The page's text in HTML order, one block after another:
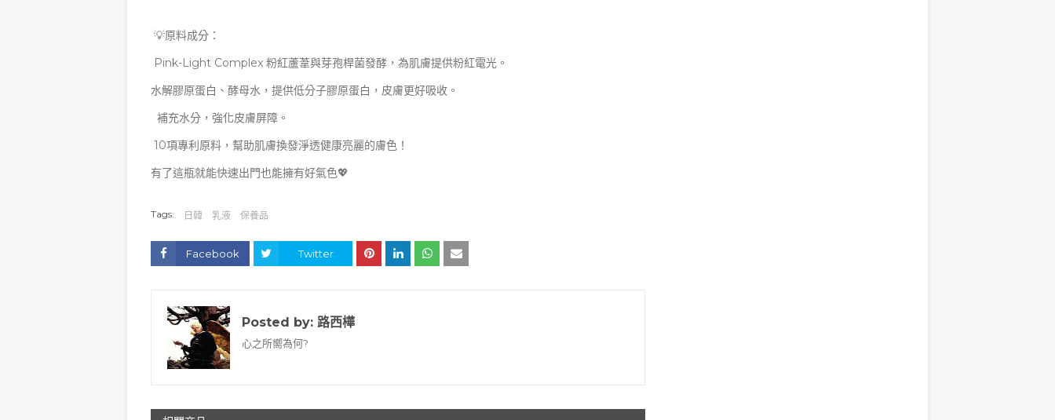
💡原料成分：
Pink-Light Complex 粉紅蘆葦與芽孢桿菌發酵，為肌膚提供粉紅電光。
水解膠原蛋白、酵母水，提供低分子膠原蛋白，皮膚更好吸收。
補充水分，強化皮膚屏障。
10項專利原料，幫助肌膚換發淨透健康亮麗的膚色！
有了這瓶就能快速出門也能擁有好氣色💖
Tags: 日韓 乳液 保養品
Facebook Twitter
Posted by: 路西樺
心之所嚮為何?